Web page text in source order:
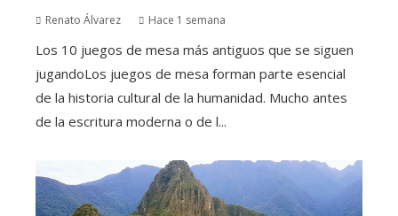
Renato Álvarez Hace 1 semana
Los 10 juegos de mesa más antiguos que se siguen
jugandoLos juegos de mesa forman parte esencial
de la historia cultural de la humanidad. Mucho antes
de la escritura moderna o de l...